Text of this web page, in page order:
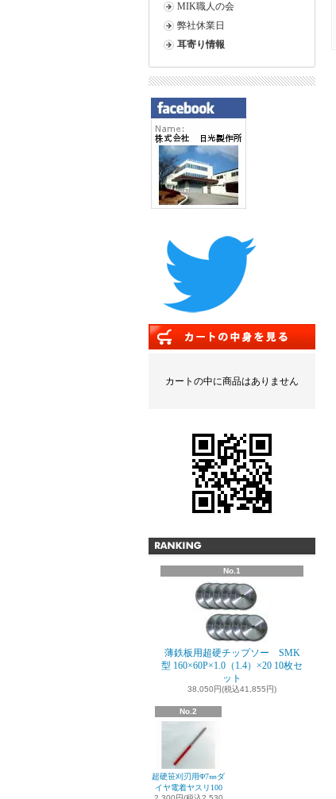
MIK職人の会
弊社休業日
耳寄り情報
カートの中に商品はありません
No.1
薄鉄板用超硬チップソー SMK
型 160×60P×1.0（1.4）×20 10枚セ
ット
38,050円(税込41,855円)
No.2
超硬笹刈刃用Φ7㎜ダ
イヤ電着ヤスリ100